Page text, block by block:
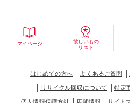
マイページ
欲しいもの
リスト
はじめての方へ よくあるご質問
リサイクル回収について
特定